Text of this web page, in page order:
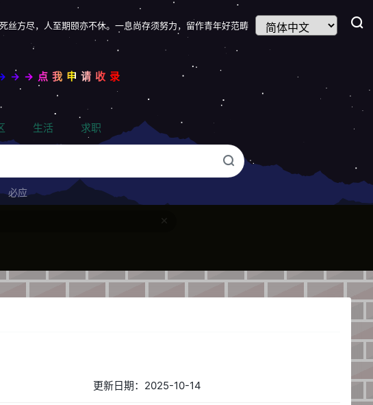
丝方尽，人至期颐亦不休。一息尚存须努力，留作青年好范畴
我申请收录
生活 求职
必应
更新日期：2025-10-14